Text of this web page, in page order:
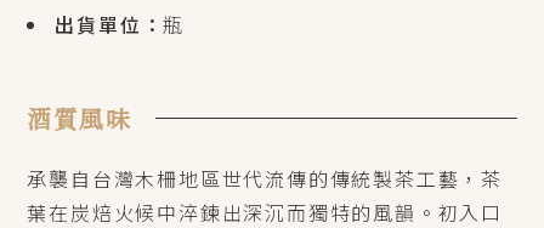
出貨單位：瓶
酒質風味
承襲自台灣木柵地區世代流傳的傳統製茶工藝，茶
葉在炭焙火候中淬鍊出深沉而獨特的風韻。初入口